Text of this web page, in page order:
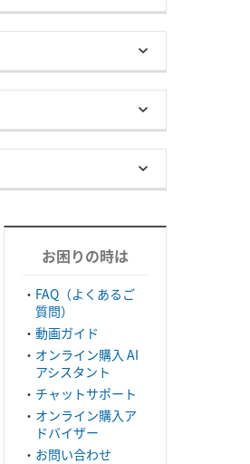
お困りの時は
FAQ（よくあるご
質問）
動画ガイド
オンライン購入 AI
アシスタント
チャットサポート
オンライン購入ア
ドバイザー
お問い合わせ